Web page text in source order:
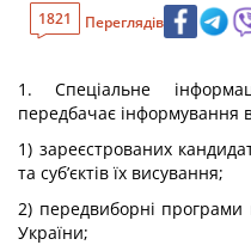
1821 Переглядів
1. Спеціальне
передбачає інформування
1) зареєстрованих
та суб’єктів їх висування;
2) передвиборні програми
України;